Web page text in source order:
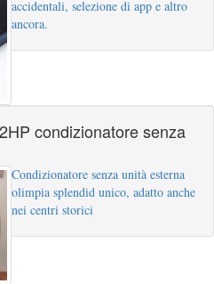
accidentali, selezione di app e altro
ancora.
condizionatore senza
Condizionatore senza unità esterna
olimpia splendid unico, adatto anche
nei centri storici